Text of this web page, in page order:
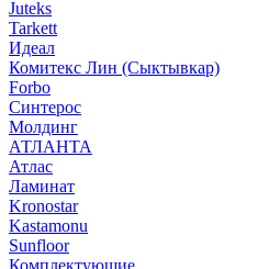
Juteks
Tarkett
Идеал
Комитекс Лин (Сыктывкар)
Forbo
Синтерос
Молдинг
АТЛАНТА
Атлас
Ламинат
Kronostar
Kastamonu
Sunfloor
Комплектующие